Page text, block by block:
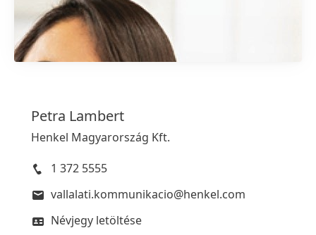
1 / 2
Petra Lambert
Henkel Magyarország Kft.
1 372 5555
vallalati.kommunikacio@henkel.com
Névjegy letöltése